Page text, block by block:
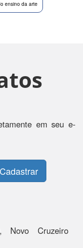
ensino da arte
em seu e-
Novo Cruzeiro